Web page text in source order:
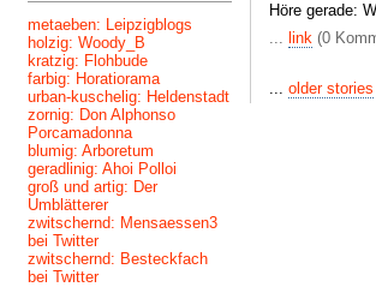
metaeben: Leipzigblogs
holzig: Woody_B
kratzig: Flohbude
farbig: Horatiorama
urban-kuschelig: Heldenstadt
zornig: Don Alphonso
Porcamadonna
blumig: Arboretum
geradlinig: Ahoi Polloi
groß und artig: Der
Umblätterer
zwitschernd: Mensaessen3
bei Twitter
zwitschernd: Besteckfach
bei Twitter
Höre gerade:
... link (0
... older stories